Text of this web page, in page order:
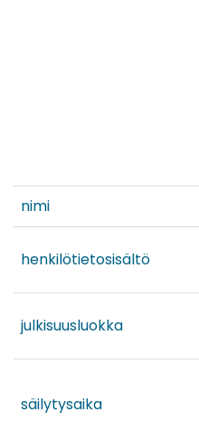
nimi
henkilötietosisältö
julkisuusluokka
säilytysaika